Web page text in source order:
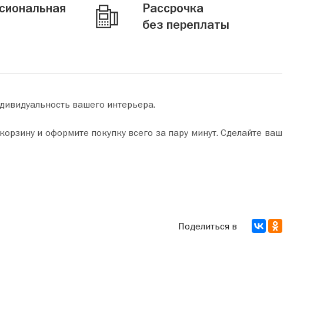
Рассрочка
без переплаты
вашего интерьера.
Поделиться в